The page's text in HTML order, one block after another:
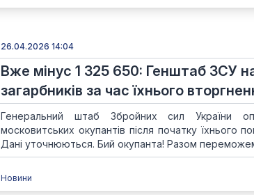
26.04.2026 14:04
Вже мінус 1 325 650: Генштаб ЗСУ
загарбників за час їхнього
Генеральний штаб Збройних сил України
московитських окупантів після початку їхнього
Дані уточнюються. Бий окупанта! Разом
Новини